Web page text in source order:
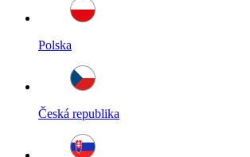
Polska
Česká republika